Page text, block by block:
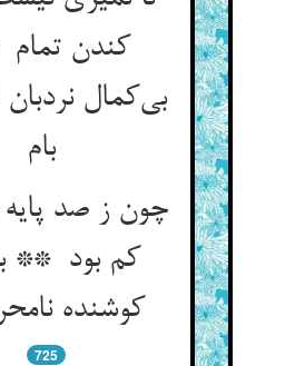
کندن
بی‌کمال نردبان
بام
چون ز صد پایه
کم بود **
کوشنده نامحرم بود
725